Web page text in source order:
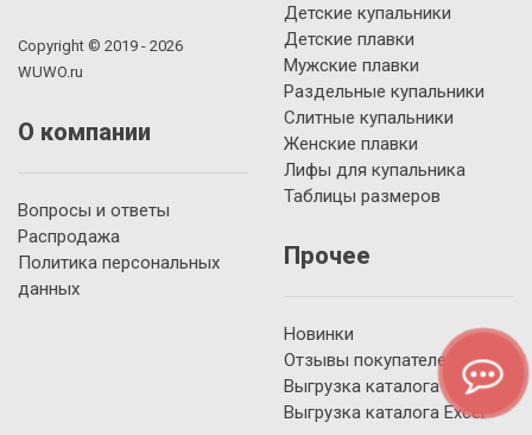
Copyright © 2019 - 2026
WUWO.ru
О компании
Вопросы и ответы
Распродажа
Политика персональных
данных
Детские купальники
Детские плавки
Мужские плавки
Раздельные купальники
Слитные купальники
Женские плавки
Лифы для купальника
Таблицы размеров
Прочее
Новинки
Отзывы покупателей
Выгрузка каталога YML
Выгрузка каталога Excel